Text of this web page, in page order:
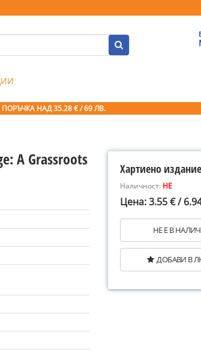
ПОРЪЧКА НАД 35.28 € / 69 ЛВ.
A Grassroots Хартиено издание
Наличност: НЕ
Цена: 3.55 € /
НЕ Е В
ДОБАВИ В